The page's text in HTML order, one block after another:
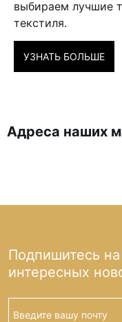
выбираем лучшие
текстиля.
УЗНАТЬ БОЛЬШЕ
Адреса наших
Подпишитесь
интересных